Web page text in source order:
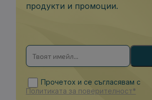
продукти и промоции.
Прочетох и се съгласявам с
Политиката за поверителност*